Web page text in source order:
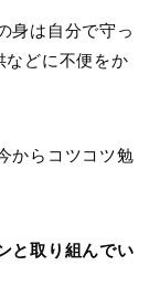
身は自分で守っ
などに不便をか
からコツコツ勉
と取り組んでい